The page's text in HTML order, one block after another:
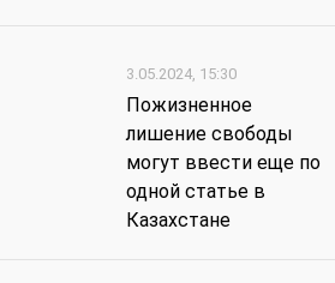
3.05.2024, 15:30
Пожизненное
лишение свободы
могут ввести еще по
одной статье в
Казахстане